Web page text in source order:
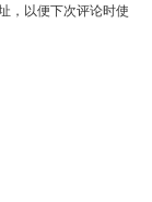
，以便下次评论时使